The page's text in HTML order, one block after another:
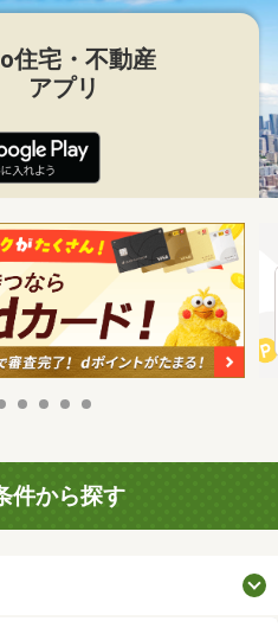
住宅・不動産
アプリ
件から探す